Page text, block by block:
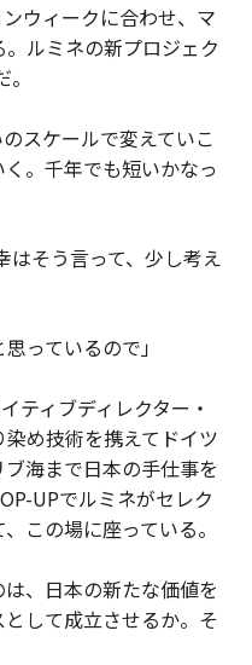
ウィークに合わせ、マ
ルミネの新プロジェク
スケールで変えていこ
。千年でも短いかなっ
はそう言って、少し考え
っているので」
ティブディレクター・
め技術を携えてドイツ
海まで日本の手仕事を
UPでルミネがセレク
この場に座っている。
、日本の新たな価値を
して成立させるか。そ